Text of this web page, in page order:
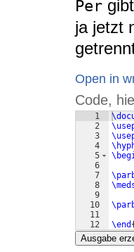
Per
ja jetzt
Open in
Code,
1
2
3
4
5
6
7
8
9
10
11
12
\end {
Ausgabe